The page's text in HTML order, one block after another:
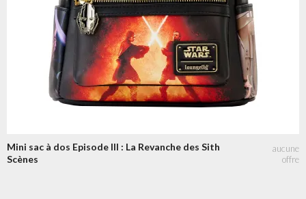
Mini sac à dos Episode III : La Revanche des Sith
Scènes